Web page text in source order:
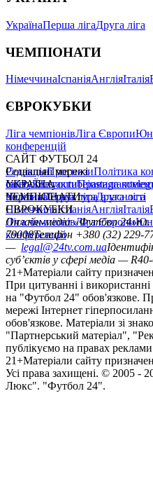
УкраїнаПерша лігаДруга ліга
ЧЕМПІОНАТИ
НімеччинаІспаніяАнгліяІталія
ЄВРОКУБКИ
Ліга чемпіонівЛіга Європи
конференцій
САЙТ ФУТБОЛ 24
РедакціяПрогнозиПолітика
сайтуКонтактиПравила
політикаСтруктура власності
Соціальні мережі
facebookxyoutubeinstagram
УКРАЇНА
УкраїнаПерша лігаДруга ліга
ЧЕМПІОНАТИ
НімеччинаІспаніяАнгліяІталія
ЄВРОКУБКИ
Ліга чемпіонівЛіга Європи
конференцій
Онлайн-медіа «Футбол 24»пл.
79008Телефон +380 (32) 229-
— legal@24tv.com.ua
суб’єктів у сфері медіа —
21+Матеріали сайту
При цитуванні і
на "Футбол 24" обов'язкове.
мережі Інтернет
обов'язкове. Матеріали зі
"Партнерський матеріал",
публікуємо на правах
21+Матеріали сайту
Усi права захищенi. © 2005 -
Люкс". "Футбол 24".